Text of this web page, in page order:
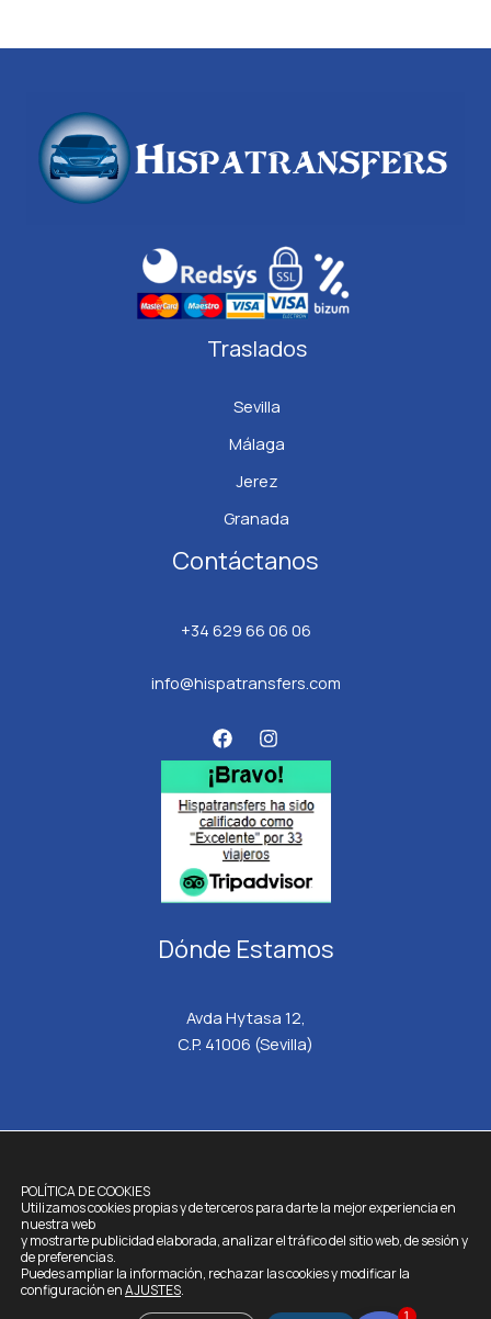
Traslados
Sevilla
Málaga
Jerez
Granada
Contáctanos
+34 629 66 06 06
info@hispatransfers.com
Dónde Estamos
Avda Hytasa 12,
C.P. 41006 (Sevilla)
HISPATRANSFERS.
Aviso Legal
Política de Cookies
Política de Privacidad
Términos y Condiciones
POLÍTICA DE COOKIES
Utilizamos cookies propias y de terceros para darte la mejor experiencia en
nuestra web
y mostrarte publicidad elaborada, analizar el tráfico del sitio web, de sesión y
de preferencias.
Puedes ampliar la información, rechazar las cookies y modificar la
configuración enAJUSTES.
1